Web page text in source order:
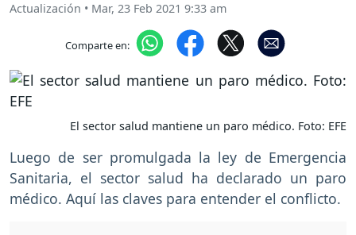
Actualización • Mar, 23 Feb 2021 9:33 am
Comparte en:
El sector salud mantiene un paro médico. Foto: EFE
Luego de ser promulgada la ley de Emergencia
Sanitaria, el sector salud ha declarado un paro
médico. Aquí las claves para entender el conflicto.